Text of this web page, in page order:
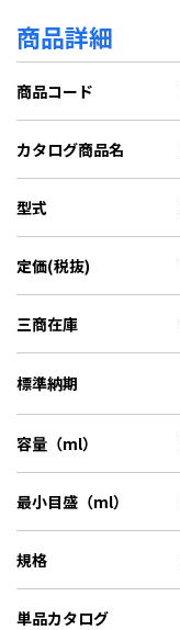
商品詳細
商品コード
カタログ商品名
型式
定価(税抜)
三商在庫
標準納期
容量（ml）
最小目盛（ml）
規格
単品カタログ